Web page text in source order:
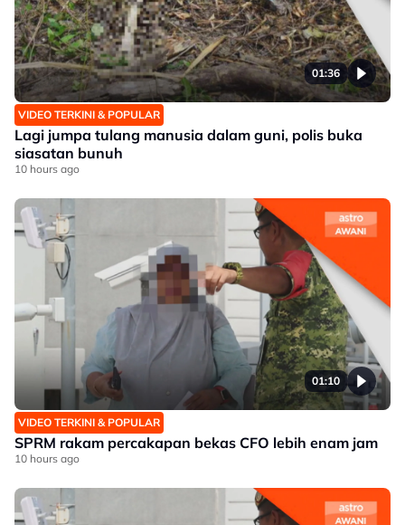
01:36
VIDEO TERKINI & POPULAR
Lagi jumpa tulang manusia dalam guni, polis buka
siasatan bunuh
10 hours ago
01:10
VIDEO TERKINI & POPULAR
SPRM rakam percakapan bekas CFO lebih enam jam
10 hours ago